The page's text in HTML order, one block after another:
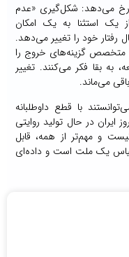
رخ می‌دهد: شکل‌گیری «عدم
یک استثنا به یک امکان
رفتار خود را تغییر می‌دهد.
متخصص گزینه‌های خروج را
به بقا فکر می‌کنند. تغییر
می‌ماند.
با قطع داوطلبانه
ایران در حال تولید روایتی
و مهم‌تر از همه، قابل
یک ملت است و داده‌ای